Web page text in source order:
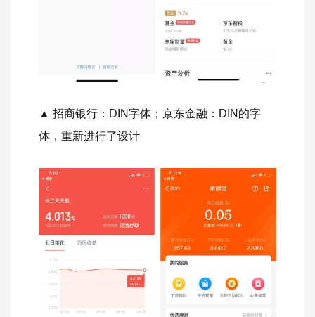
▲ 招商银行：DIN字体；京东金融：DIN的字
体，重新进行了设计